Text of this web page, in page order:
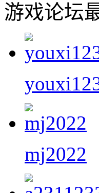
游戏论坛
mj2022